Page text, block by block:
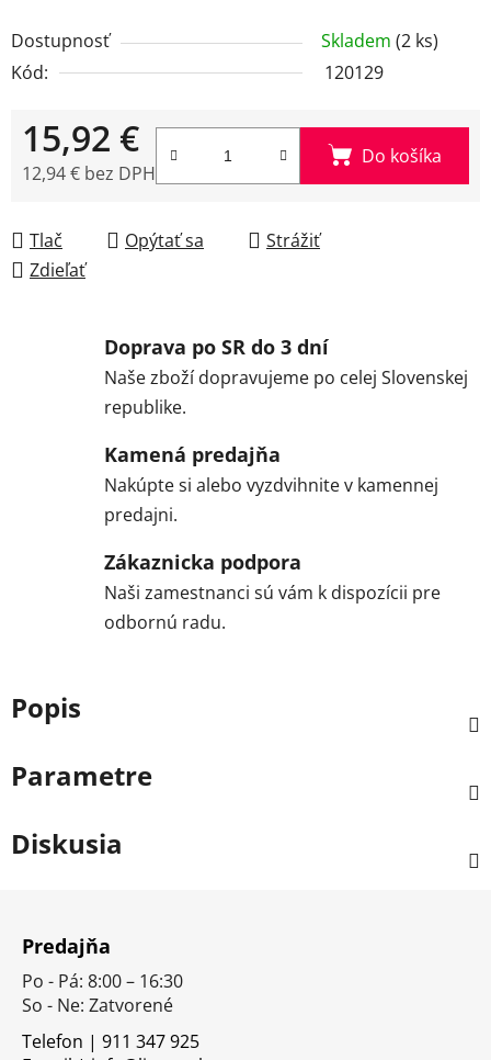
Dostupnosť Skladem (2 ks)
Kód:
120129
15,92 €
12,94 € bez DPH
Do košíka
Tlač Opýtať sa
Strážiť
Zdieľať
Doprava po SR do 3 dní
Naše zboží dopravujeme po celej Slovenskej
republike.
Kamená predajňa
Nakúpte si alebo vyzdvihnite v kamennej
predajni.
Zákaznicka podpora
Naši zamestnanci sú vám k dispozícii pre
odbornú radu.
Popis
Parametre
Diskusia
Predajňa
Po - Pá: 8:00 – 16:30
So - Ne: Zatvorené
Telefon | 911 347 925